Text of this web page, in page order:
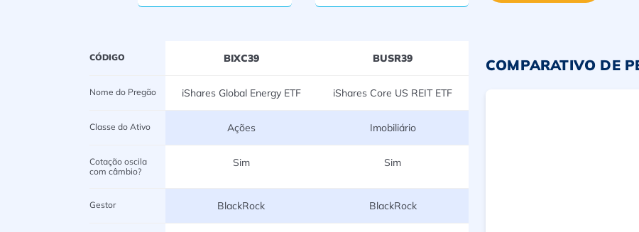
CÓDIGO BIXC39 BUSR39
Nome do Pregão iShares Global Energy ETF iShares Core US REIT ETF
Classe do Ativo Ações Imobiliário
Cotação oscila
com câmbio?
Sim Sim
Gestor BlackRock BlackRock
COMPARATIVO DE